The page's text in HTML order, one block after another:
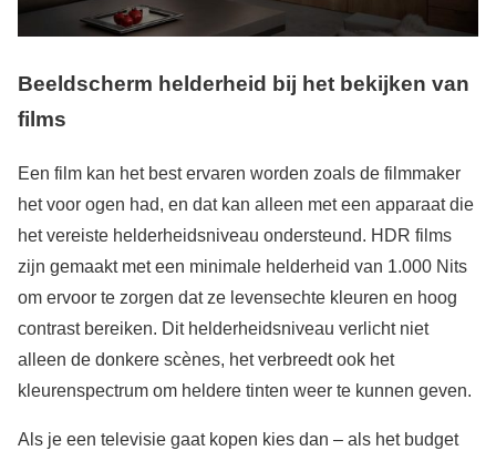
Beeldscherm helderheid bij het bekijken van
films
Een film kan het best ervaren worden zoals de filmmaker
het voor ogen had, en dat kan alleen met een apparaat die
het vereiste helderheidsniveau ondersteund. HDR films
zijn gemaakt met een minimale helderheid van 1.000 Nits
om ervoor te zorgen dat ze levensechte kleuren en hoog
contrast bereiken. Dit helderheidsniveau verlicht niet
alleen de donkere scènes, het verbreedt ook het
kleurenspectrum om heldere tinten weer te kunnen geven.
Als je een televisie gaat kopen kies dan – als het budget